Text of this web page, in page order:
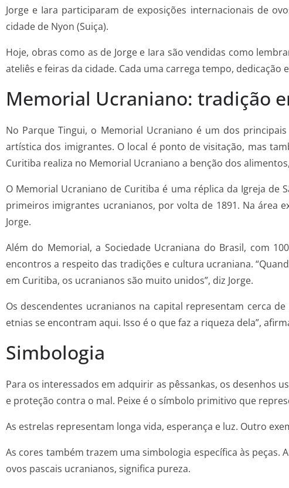
Jorge e Iara participaram de exposições internacionais de
cidade de Nyon (Suiça).
Hoje, obras como as de Jorge e Iara são vendidas como
ateliês e feiras da cidade. Cada uma carrega tempo, dedicação
Memorial Ucraniano: tradição
No Parque Tingui, o Memorial Ucraniano é um dos
artística dos imigrantes. O local é ponto de visitação, mas
Curitiba realiza no Memorial Ucraniano a benção dos
O Memorial Ucraniano de Curitiba é uma réplica da Igreja de
primeiros imigrantes ucranianos, por volta de 1891. Na área
Jorge.
Além do Memorial, a Sociedade Ucraniana do Brasil, com
encontros a respeito das tradições e cultura ucraniana.
em Curitiba, os ucranianos são muito unidos”, diz Jorge.
Os descendentes ucranianos na capital representam cerca
etnias se encontram aqui. Isso é o que faz a riqueza dela”,
Simbologia
Para os interessados em adquirir as pêssankas, os desenhos
e proteção contra o mal. Peixe é o símbolo primitivo que
As estrelas representam longa vida, esperança e luz. Outro
As cores também trazem uma simbologia específica às
ovos pascais ucranianos, significa pureza.